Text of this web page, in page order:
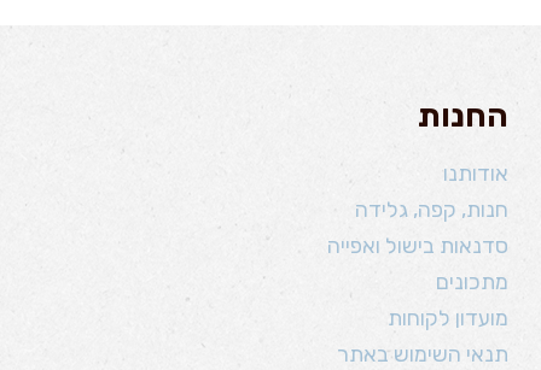
החנות
אודותנו
חנות, קפה, גלידה
סדנאות בישול ואפייה
מתכונים
מועדון לקוחות
תנאי השימוש באתר